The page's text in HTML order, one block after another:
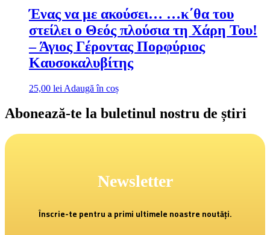
Ένας να με ακούσει… …κ΄θα του
στείλει ο Θεός πλούσια τη Χάρη Του!
– Άγιος Γέροντας Πορφύριος
Καυσοκαλυβίτης
25,00 lei Adaugă în coș
Abonează-te la buletinul nostru de știri
Newsletter
Înscrie-te pentru a primi ultimele noastre noutăți.